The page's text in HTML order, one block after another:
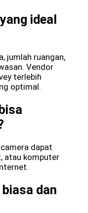
ideal
jumlah ruangan,
Vendor
terlebih
optimal.
dapat
atau komputer
dan